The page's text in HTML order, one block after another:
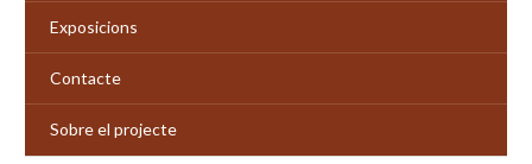
Exposicions
Contacte
Sobre el projecte